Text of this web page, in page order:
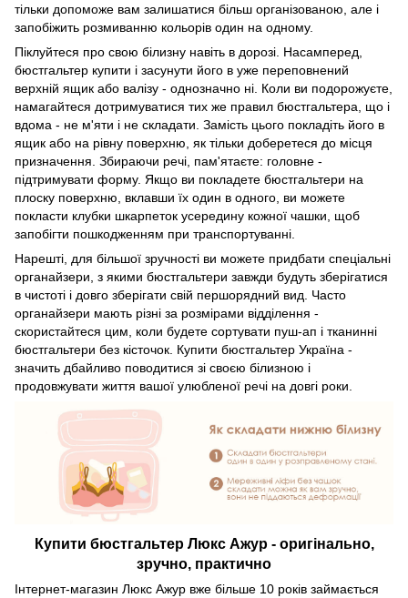
тільки допоможе вам залишатися більш організованою, але і
запобіжить розмиванню кольорів один на одному.
Піклуйтеся про свою білизну навіть в дорозі. Насамперед,
бюстгальтер купити і засунути його в уже переповнений
верхній ящик або валізу - однозначно ні. Коли ви подорожуєте,
намагайтеся дотримуватися тих же правил бюстгальтера, що і
вдома - не м'яти і не складати. Замість цього покладіть його в
ящик або на рівну поверхню, як тільки доберетеся до місця
призначення. Збираючи речі, пам'ятаєте: головне -
підтримувати форму. Якщо ви покладете бюстгальтери на
плоску поверхню, вклавши їх один в одного, ви можете
покласти клубки шкарпеток усередину кожної чашки, щоб
запобігти пошкодженням при транспортуванні.
Нарешті, для більшої зручності ви можете придбати спеціальні
органайзери, з якими бюстгальтери завжди будуть зберігатися
в чистоті і довго зберігати свій першорядний вид. Часто
органайзери мають різні за розмірами відділення -
скористайтеся цим, коли будете сортувати пуш-ап і тканинні
бюстгальтери без кісточок. Купити бюстгальтер Україна -
значить дбайливо поводитися зі своєю білизною і
продовжувати життя вашої улюбленої речі на довгі роки.
Купити бюстгальтер Люкс Ажур - оригінально,
зручно, практично
Інтернет-магазин Люкс Ажур вже більше 10 років займається